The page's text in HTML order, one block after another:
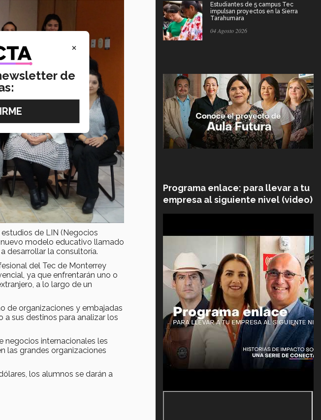
de LIN (Negocios
modelo educativo llamado
desarrollar la consultoría.
del Tec de Monterrey
ya que enfrentarán uno o
a lo largo de un
de organizaciones y embajadas
a sus destinos para analizar los
negocios internacionales les
las grandes organizaciones
los alumnos se darán a
Estudiantes de 5 campus Tec
impulsan proyectos en la Sierra
Tarahumara
04 Agosto 2026
Programa enlace: para llevar a tu
empresa al siguiente nivel (video)
×
de